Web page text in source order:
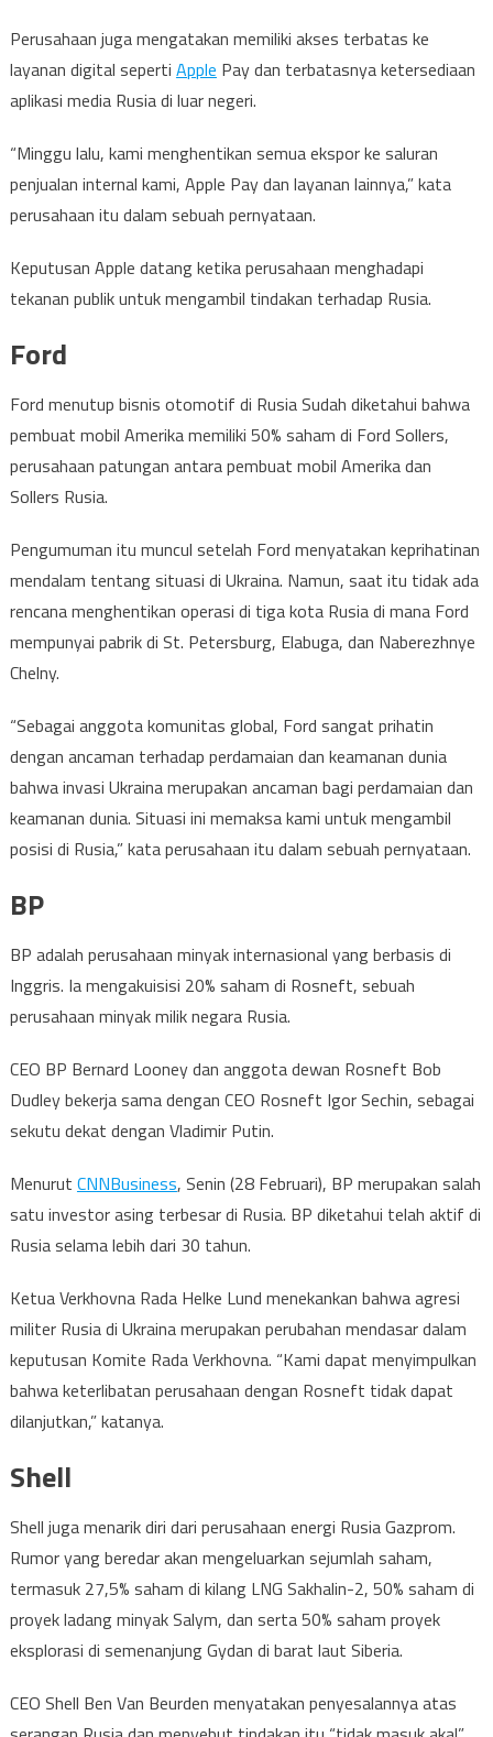
Perusahaan juga mengatakan memiliki akses terbatas ke
layanan digital seperti Apple Pay dan terbatasnya ketersediaan
aplikasi media Rusia di luar negeri.
“Minggu lalu, kami menghentikan semua ekspor ke saluran
penjualan internal kami, Apple Pay dan layanan lainnya,” kata
perusahaan itu dalam sebuah pernyataan.
Keputusan Apple datang ketika perusahaan menghadapi
tekanan publik untuk mengambil tindakan terhadap Rusia.
Ford
Ford menutup bisnis otomotif di Rusia Sudah diketahui bahwa
pembuat mobil Amerika memiliki 50% saham di Ford Sollers,
perusahaan patungan antara pembuat mobil Amerika dan
Sollers Rusia.
Pengumuman itu muncul setelah Ford menyatakan keprihatinan
mendalam tentang situasi di Ukraina. Namun, saat itu tidak ada
rencana menghentikan operasi di tiga kota Rusia di mana Ford
mempunyai pabrik di St. Petersburg, Elabuga, dan Naberezhnye
Chelny.
“Sebagai anggota komunitas global, Ford sangat prihatin
dengan ancaman terhadap perdamaian dan keamanan dunia
bahwa invasi Ukraina merupakan ancaman bagi perdamaian dan
keamanan dunia. Situasi ini memaksa kami untuk mengambil
posisi di Rusia,” kata perusahaan itu dalam sebuah pernyataan.
BP
BP adalah perusahaan minyak internasional yang berbasis di
Inggris. Ia mengakuisisi 20% saham di Rosneft, sebuah
perusahaan minyak milik negara Rusia.
CEO BP Bernard Looney dan anggota dewan Rosneft Bob
Dudley bekerja sama dengan CEO Rosneft Igor Sechin, sebagai
sekutu dekat dengan Vladimir Putin.
Menurut CNNBusiness, Senin (28 Februari), BP merupakan salah
satu investor asing terbesar di Rusia. BP diketahui telah aktif di
Rusia selama lebih dari 30 tahun.
Ketua Verkhovna Rada Helke Lund menekankan bahwa agresi
militer Rusia di Ukraina merupakan perubahan mendasar dalam
keputusan Komite Rada Verkhovna. “Kami dapat menyimpulkan
bahwa keterlibatan perusahaan dengan Rosneft tidak dapat
dilanjutkan,” katanya.
Shell
Shell juga menarik diri dari perusahaan energi Rusia Gazprom.
Rumor yang beredar akan mengeluarkan sejumlah saham,
termasuk 27,5% saham di kilang LNG Sakhalin-2, 50% saham di
proyek ladang minyak Salym, dan serta 50% saham proyek
eksplorasi di semenanjung Gydan di barat laut Siberia.
CEO Shell Ben Van Beurden menyatakan penyesalannya atas